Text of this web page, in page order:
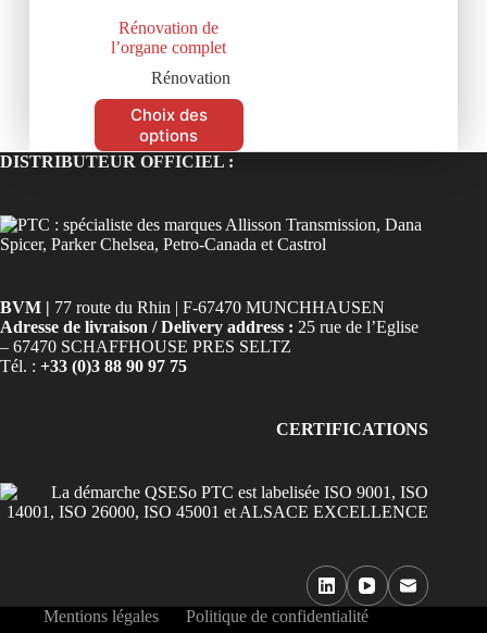
Rénovation de
l’organe complet
Rénovation
Choix des
options
DISTRIBUTEUR OFFICIEL :
BVM | 77 route du Rhin | F-67470 MUNCHHAUSEN
Adresse de livraison / Delivery address : 25 rue de l’Eglise
– 67470 SCHAFFHOUSE PRES SELTZ
Tél. : +33 (0)3 88 90 97 75
CERTIFICATIONS
Mentions légales Politique de confidentialité